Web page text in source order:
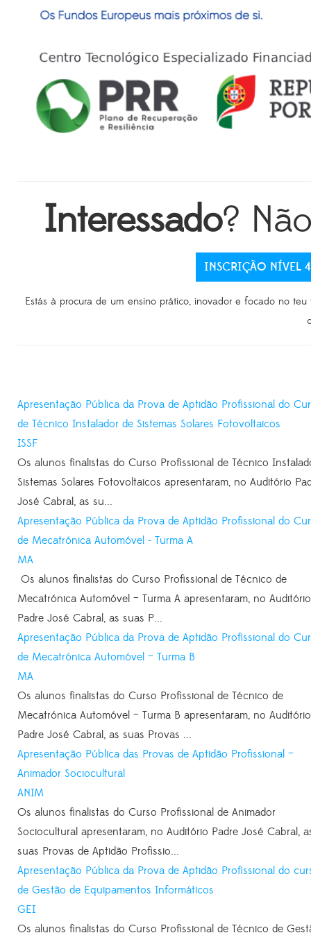
Interessado?
INSCRIÇÃO NÍVEL 4
Estás à procura de um ensino prático, inovador e focado no
Apresentação Pública da Prova de Aptidão Profissional do
de Técnico Instalador de Sistemas Solares Fotovoltaicos
ISSF
Os alunos finalistas do Curso Profissional de Técnico
Sistemas Solares Fotovoltaicos apresentaram, no Auditório
José Cabral, as su...
Apresentação Pública da Prova de Aptidão Profissional do
de Mecatrónica Automóvel - Turma A
MA
Os alunos finalistas do Curso Profissional de Técnico de
Mecatrónica Automóvel – Turma A apresentaram, no Auditório
Padre José Cabral, as suas P...
Apresentação Pública da Prova de Aptidão Profissional do
de Mecatrónica Automóvel – Turma B
MA
Os alunos finalistas do Curso Profissional de Técnico de
Mecatrónica Automóvel – Turma B apresentaram, no Auditório
Padre José Cabral, as suas Provas ...
Apresentação Pública das Provas de Aptidão Profissional –
Animador Sociocultural
ANIM
Os alunos finalistas do Curso Profissional de Animador
Sociocultural apresentaram, no Auditório Padre José Cabral,
suas Provas de Aptidão Profissio...
Apresentação Pública da Prova de Aptidão Profissional do
de Gestão de Equipamentos Informáticos
GEI
Os alunos finalistas do Curso Profissional de Técnico de